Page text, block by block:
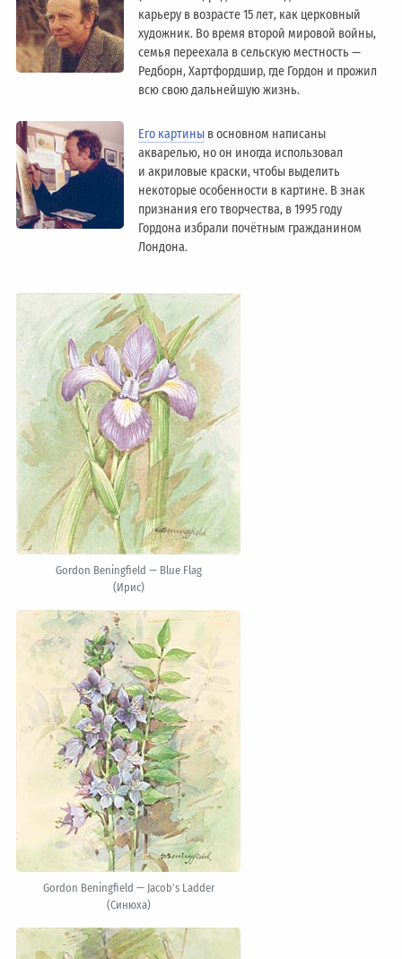
карьеру в возрасте 15 лет, как церковный
художник. Во время второй мировой войны,
семья переехала в сельскую местность —
Редборн, Хартфордшир, где Гордон и прожил
всю свою дальнейшую жизнь.
Его картины в основном написаны
акварелью, но он иногда использовал
и акриловые краски, чтобы выделить
некоторые особенности в картине. В знак
признания его творчества, в 1995 году
Гордона избрали почётным гражданином
Лондонa.
Gordon Beningfield — Blue Flag
(Ирис)
Gordon Beningfield — Jacob's Ladder
(Синюха)